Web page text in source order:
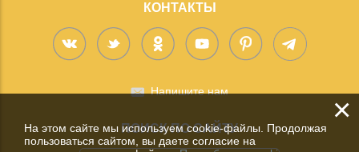
КОНТАКТЫ
Напишите нам
ПОИСК ПО САЙТУ
×
На этом сайте мы используем cookie-файлы. Продолжая
пользоваться сайтом, вы даете согласие на